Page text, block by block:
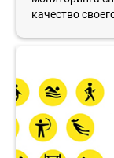
качество